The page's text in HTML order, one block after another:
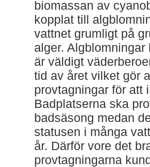
biomassan av
kopplat till
vattnet grumligt på
alger.
är väldigt
tid av året vilket gör
provtagningar för att
Badplatserna ska
badsäsong medan
statusen i många
år. Därför vore det
provtagningarna